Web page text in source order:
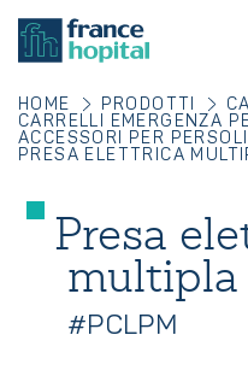
HOME PRODOTTI
CARRELLI EMERGENZA
ACCESSORI PER
PRESA ELETTRICA
Presa
multipla
#PCLPM